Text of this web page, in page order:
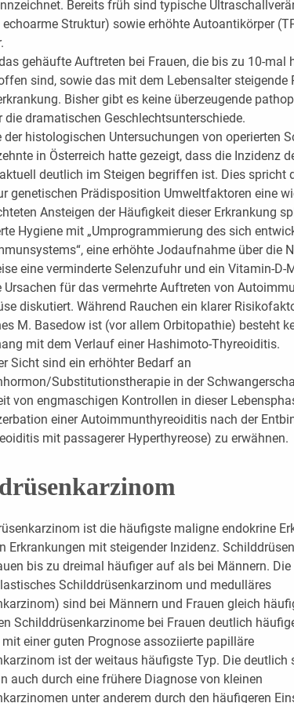
Bereits früh sind typische
Struktur) sowie erhöhte Autoantikörper
gehäufte Auftreten bei Frauen, die bis zu 10-mal
sind, sowie das mit dem Lebensalter steigende
Bisher gibt es keine überzeugende
die dramatischen Geschlechtsunterschiede.
der histologischen Untersuchungen von operierten
in Österreich hatte gezeigt, dass die Inzidenz
deutlich im Steigen begriffen ist. Dies spricht
genetischen Prädisposition Umweltfaktoren eine
Ansteigen der Häufigkeit dieser Erkrankung
Hygiene mit „Umprogrammierung des sich
eine erhöhte Jodaufnahme über die
eine verminderte Selenzufuhr und ein Vitamin-D-
Ursachen für das vermehrte Auftreten von
diskutiert. Während Rauchen ein klarer
M. Basedow ist (vor allem Orbitopathie) besteht
mit dem Verlauf einer Hashimoto-Thyreoiditis.
Sicht sind ein erhöhter Bedarf an
Substitutionstherapie in der
von engmaschigen Kontrollen in dieser
einer Autoimmunthyreoiditis nach der
mit passagerer Hyperthyreose) zu erwähnen.
ist die häufigste maligne endokrine
Erkrankungen mit steigender Inzidenz.
bis zu dreimal häufiger auf als bei Männern. Die
Schilddrüsenkarzinom und medulläres
sind bei Männern und Frauen gleich
Schilddrüsenkarzinome bei Frauen deutlich
einer guten Prognose assoziierte papilläre
ist der weitaus häufigste Typ. Die deutlich
auch durch eine frühere Diagnose von kleinen
unter anderem durch den häufigeren